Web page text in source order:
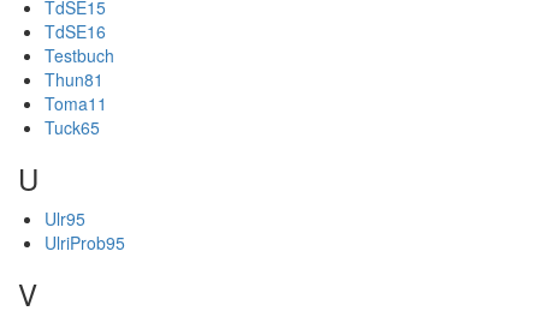
TdSE15
TdSE16
Testbuch
Thun81
Toma11
Tuck65
U
Ulr95
UlriProb95
V